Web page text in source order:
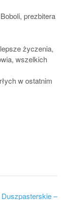
prezbitera
życzenia,
wszelkich
w ostatnim
Duszpasterskie –